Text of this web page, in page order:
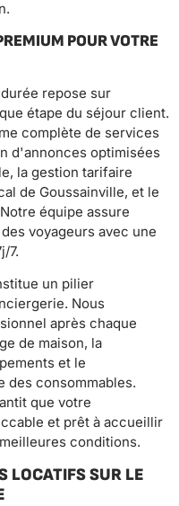
POUR VOTRE
repose sur
étape du séjour client.
complète de services
d'annonces optimisées
la gestion tarifaire
de Goussainville, et le
équipe assure
voyageurs avec une
7.
un pilier
Nous
après chaque
de maison, la
et le
des consommables.
que votre
et prêt à accueillir
conditions.
LOCATIFS SUR LE